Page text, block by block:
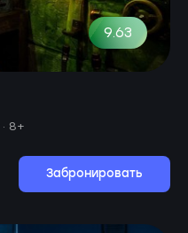
9.63
· 8+
Забронировать